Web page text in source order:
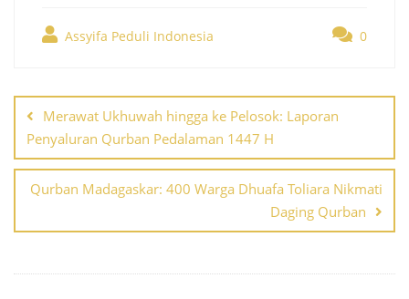
Assyifa Peduli Indonesia 0
navigation
Merawat Ukhuwah hingga ke Pelosok: Laporan
Penyaluran Qurban Pedalaman 1447 H
Qurban Madagaskar: 400 Warga Dhuafa Toliara Nikmati
Daging Qurban